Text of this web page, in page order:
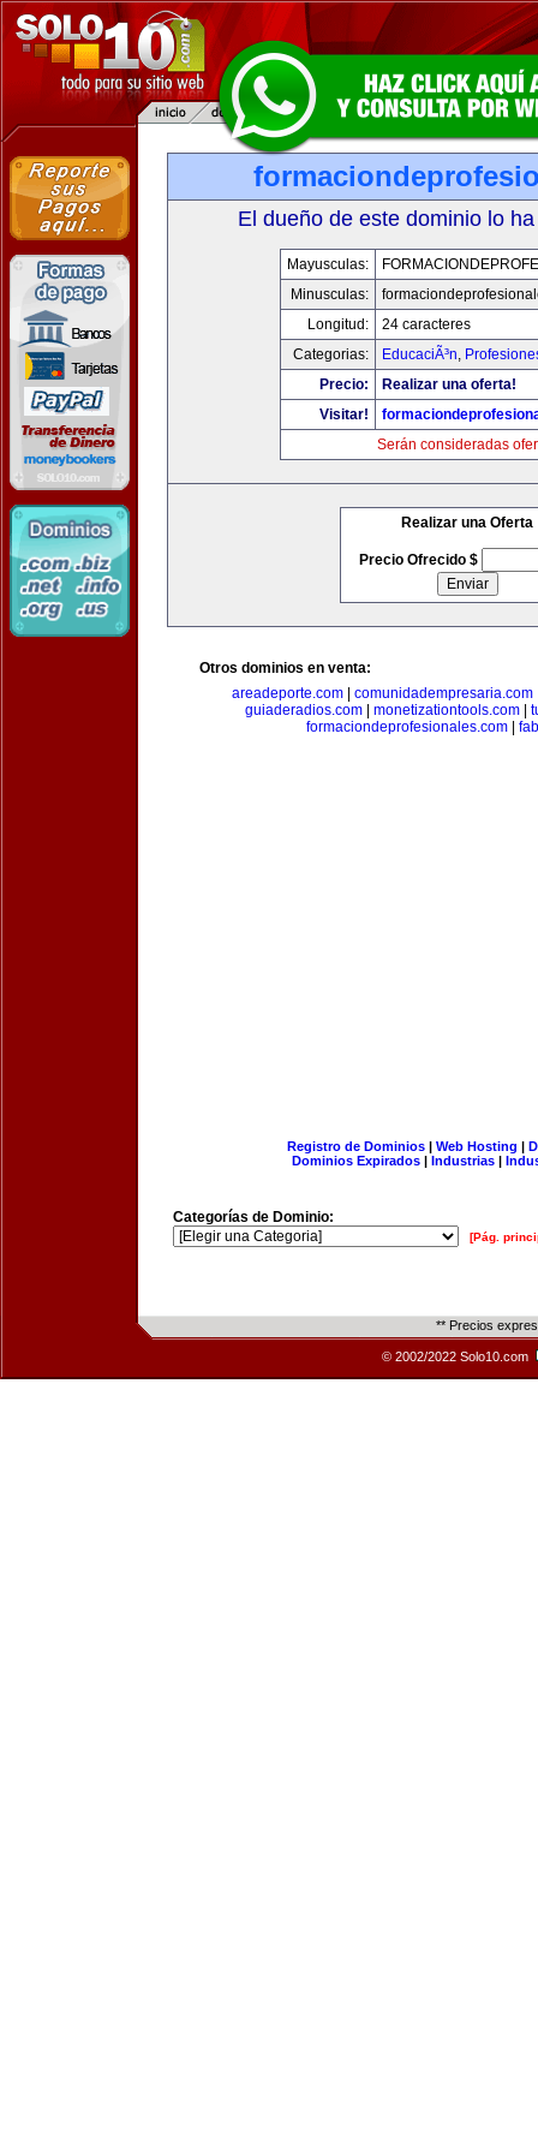
El dueño de este dominio lo
Mayusculas:
Minusculas:
Longitud:
24 caracteres
Categorias:
EducaciÃ³n,
Precio:
Realizar una oferta!
Visitar!
Serán consideradas
Realizar una Oferta
Precio Ofrecido $
Otros dominios en venta:
areadeporte.com| comunidadempresaria.com
guiaderadios.com| monetizationtools.com|
formaciondeprofesionales.com|
Registro de Dominios| Web Hosting |
Dominios Expirados | Industrias |
Categorías de Dominio:
[Pág.
** Precios
© 2002/2022 Solo10.com